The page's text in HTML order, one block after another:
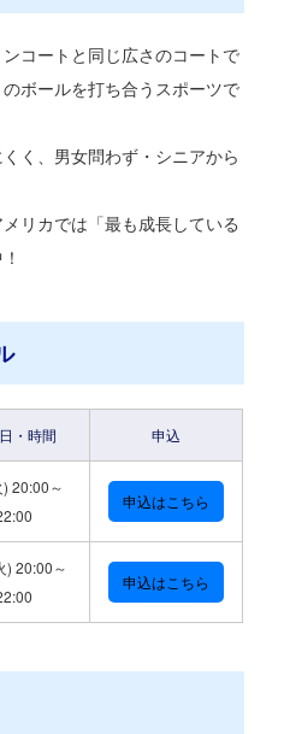
コートと同じ広さのコートで
ボールを打ち合うスポーツで
く、男女問わず・シニアから
リカでは「最も成長している
・時間 申込
20:00～
申込はこちら
) 20:00～
申込はこちら